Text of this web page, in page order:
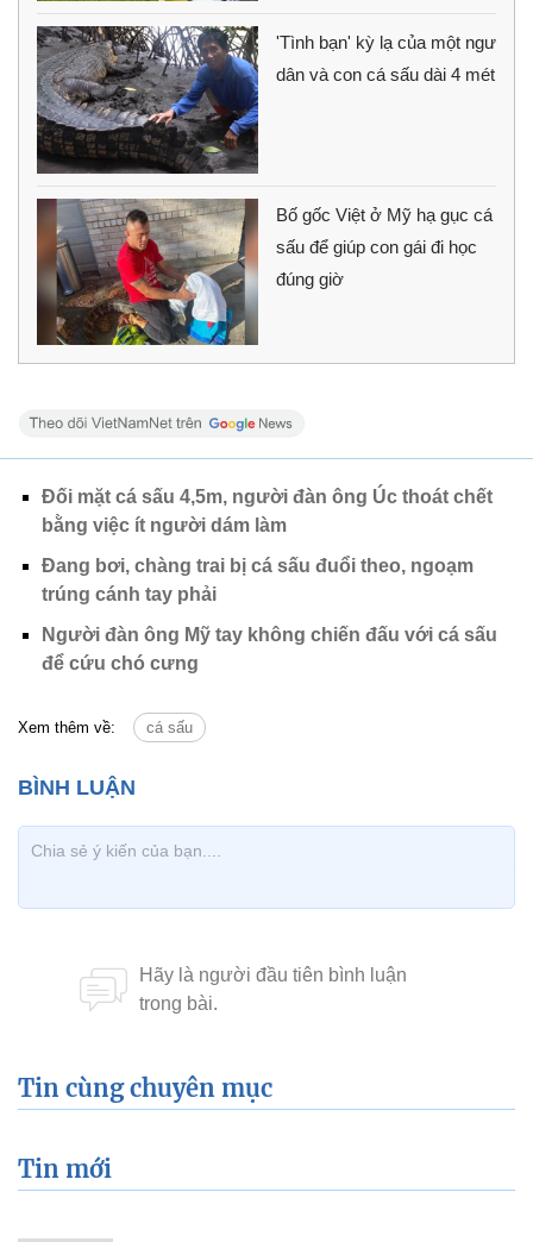
'Tình bạn' kỳ lạ của một ngư
dân và con cá sấu dài 4 mét
Bố gốc Việt ở Mỹ hạ gục cá
sấu để giúp con gái đi học
đúng giờ
Đối mặt cá sấu 4,5m, người đàn ông Úc thoát chết
bằng việc ít người dám làm
Đang bơi, chàng trai bị cá sấu đuổi theo, ngoạm
trúng cánh tay phải
Người đàn ông Mỹ tay không chiến đấu với cá sấu
để cứu chó cưng
Xem thêm về: cá sấu
Tin cùng chuyên mục
Tin mới